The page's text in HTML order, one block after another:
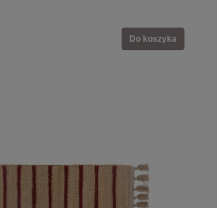
Do koszyka